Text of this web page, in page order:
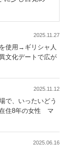
2025.11.27
使用→ギリシャ人
文化デートで広が
2025.11.12
で、いったいどう
住8年の女性 マ
2025.06.16